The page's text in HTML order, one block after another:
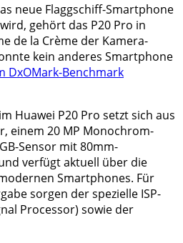
neue Flaggschiff-Smartphone
gehört das P20 Pro in
de la Crème der Kamera-
kein anderes Smartphone
DxOMark-Benchmark
Huawei P20 Pro setzt sich aus
einem 20 MP Monochrom-
Sensor mit 80mm-
verfügt aktuell über die
Smartphones. Für
sorgen der spezielle ISP-
Processor) sowie der